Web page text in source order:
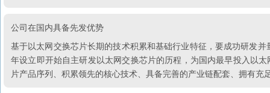
公司在国内具备先发优势
基于以太网交换芯片长期的技术积累和基础行业特征，要成功研发
年设立即开始自主研发以太网交换芯片的历程，为国内最早投入以
片产品序列、积累领先的核心技术、具备完善的产业链配套、拥有